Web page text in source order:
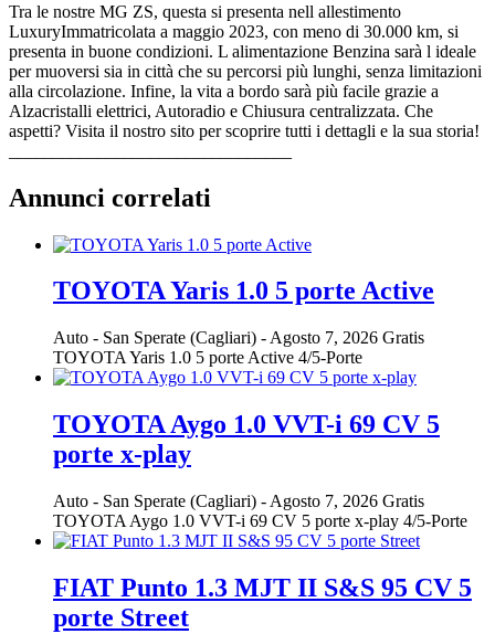
Tra le nostre MG ZS, questa si presenta nell allestimento
LuxuryImmatricolata a maggio 2023, con meno di 30.000 km, si
presenta in buone condizioni. L alimentazione Benzina sarà l ideale
per muoversi sia in città che su percorsi più lunghi, senza limitazioni
alla circolazione. Infine, la vita a bordo sarà più facile grazie a
Alzacristalli elettrici, Autoradio e Chiusura centralizzata. Che
aspetti? Visita il nostro sito per scoprire tutti i dettagli e la sua storia!
Annunci correlati
TOYOTA Yaris 1.0 5 porte Active
Auto - San Sperate (Cagliari) - Agosto 7, 2026 Gratis
TOYOTA Yaris 1.0 5 porte Active 4/5-Porte
TOYOTA Aygo 1.0 VVT-i 69 CV 5
porte x-play
Auto - San Sperate (Cagliari) - Agosto 7, 2026 Gratis
TOYOTA Aygo 1.0 VVT-i 69 CV 5 porte x-play 4/5-Porte
FIAT Punto 1.3 MJT II S&S 95 CV 5
porte Street